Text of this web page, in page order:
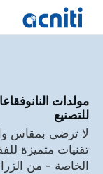
للتصنيع
تقنيات متميزة
الخاصة - من